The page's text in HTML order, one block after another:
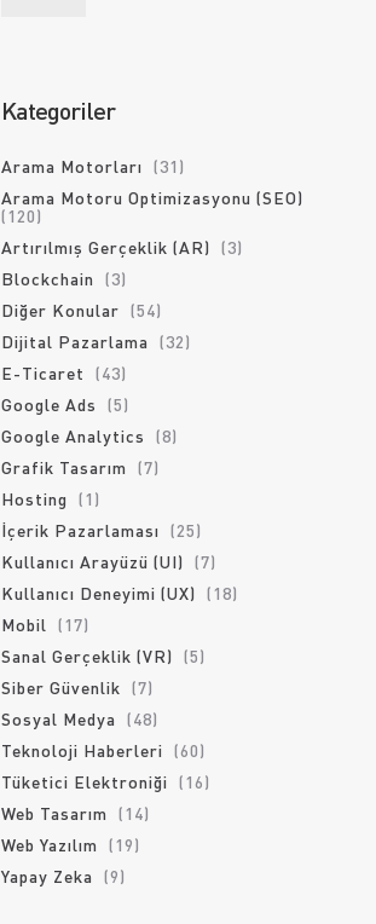
Kategoriler
Arama Motorları
(31)
Arama Motoru Optimizasyonu (SEO)
(120)
Artırılmış Gerçeklik (AR)
(3)
Blockchain
(3)
Diğer Konular (54)
Dijital Pazarlama
(32)
E-Ticaret
(43)
Google Ads
(5)
Google Analytics
(8)
Grafik Tasarım
(7)
Hosting
(1)
İçerik Pazarlaması
(25)
Kullanıcı Arayüzü (UI)
(7)
Kullanıcı Deneyimi (UX)
(18)
Mobil
(17)
Sanal Gerçeklik (VR)
(5)
Siber Güvenlik (7)
Sosyal Medya
(48)
Teknoloji Haberleri
(60)
Tüketici Elektroniği
(16)
Web Tasarım
(14)
Web Yazılım
(19)
Yapay Zeka
(9)